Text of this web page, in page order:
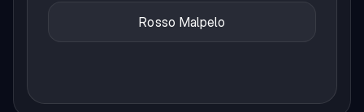
Rosso Malpelo